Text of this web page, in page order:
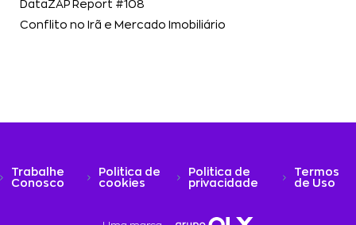
DataZAP Report #108
Conflito no Irã e Mercado Imobiliário
Trabalhe
Conosco
Politica de
cookies
Politica de
privacidade
Termos
de Uso